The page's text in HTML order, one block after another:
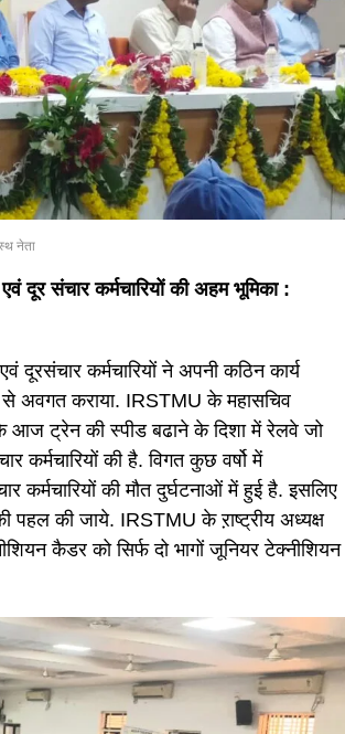
नेता
दूर संचार कर्मचारियों की अहम भूमिका :
कर्मचारियों ने अपनी कठिन कार्य
से अवगत कराया. IRSTMU के महासचिव
आज ट्रेन की स्पीड बढाने के दिशा में रेलवे जो
कर्मचारियों की है. विगत कुछ वर्षो में
कर्मचारियों की मौत दुर्घटनाओं में हुई है. इसलिए
पहल की जाये. IRSTMU के ऱाष्ट्रीय अध्यक्ष
कैडर को सिर्फ दो भागों जूनियर टेक्नीशियन